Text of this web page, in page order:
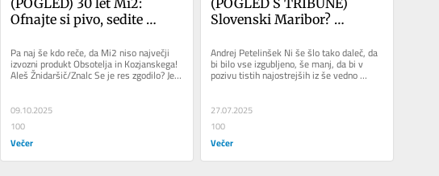
Ofnajte si pivo, sedite
muzika!
Pa naj še kdo reče, da Mi2 niso največji
izvozni produkt Obsotelja in Kozjanskega!
Aleš Žnidaršič/Znalc Se je res zgodilo? Je
09.10.2025
100
Večer
Slovenski Maribor?
poslal, kar so mu šefi
pripeljali
Andrej Petelinšek Ni še šlo tako daleč, da
bi bilo vse izgubljeno, še manj, da bi v
pozivu tistih najostrejših iz še vedno
velike navijaške...
27.07.2025
100
Večer